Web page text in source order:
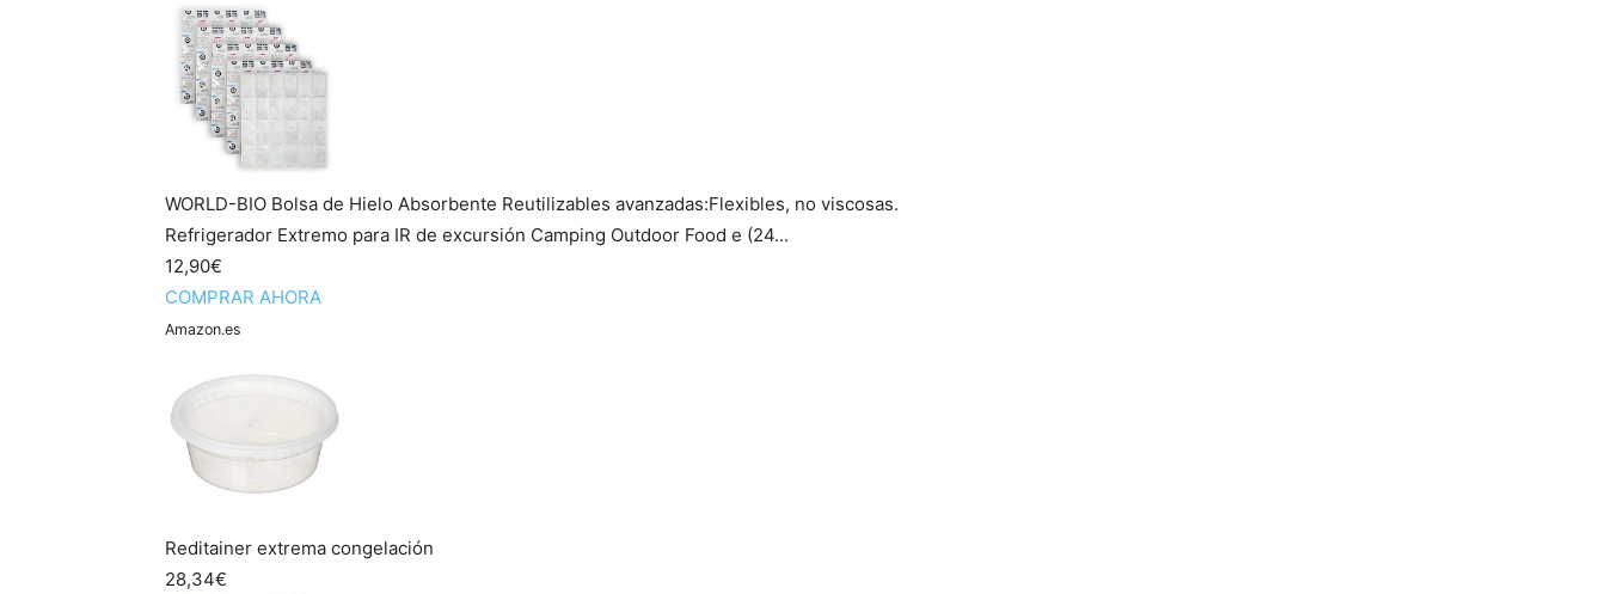
WORLD-BIO Bolsa de Hielo Absorbente Reutilizables avanzadas:Flexibles, no viscosas.
Refrigerador Extremo para IR de excursión Camping Outdoor Food e (24...
12,90€
COMPRAR AHORA
Amazon.es
Reditainer extrema congelación
28,34€